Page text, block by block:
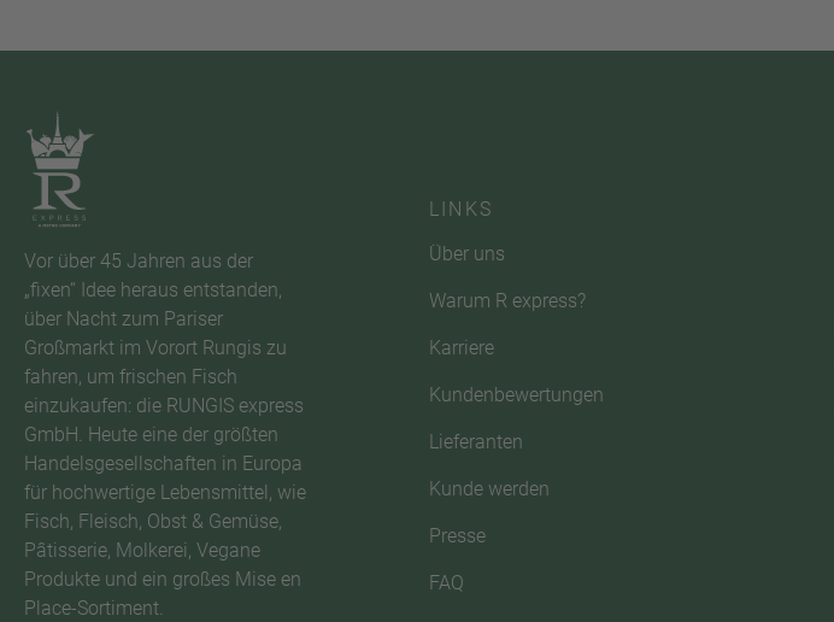
Vor über 45 Jahren aus der
„fixen“ Idee heraus entstanden,
über Nacht zum Pariser
Großmarkt im Vorort Rungis zu
fahren, um frischen Fisch
einzukaufen: die RUNGIS express
GmbH. Heute eine der größten
Handelsgesellschaften in Europa
für hochwertige Lebensmittel, wie
Fisch, Fleisch, Obst & Gemüse,
Pâtisserie, Molkerei, Vegane
Produkte und ein großes Mise en
Place-Sortiment.
LINKS
Über uns
Warum R express?
Karriere
Kundenbewertungen
Lieferanten
Kunde werden
Presse
FAQ